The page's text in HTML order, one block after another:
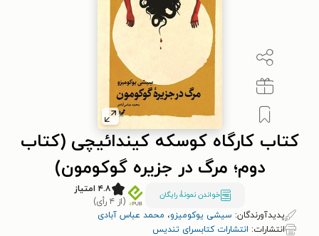
کتاب کارگاه کوسکه کیندائیچی (کتاب
دوم؛ مرگ در جزیره گوکومون)
خواندن نمونۀ رایگان
۴.۸ امتیاز
(از ۴ رأی)
پدیدآورندگان: سیشی یوکومیزو، محمد عباس آبادی
انتشارات: انتشارات کتابسرای تندیس